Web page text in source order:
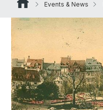
Events & News